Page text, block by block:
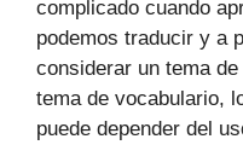
complicado cuando
podemos traducir y a
considerar un tema
tema de vocabulario,
puede depender del